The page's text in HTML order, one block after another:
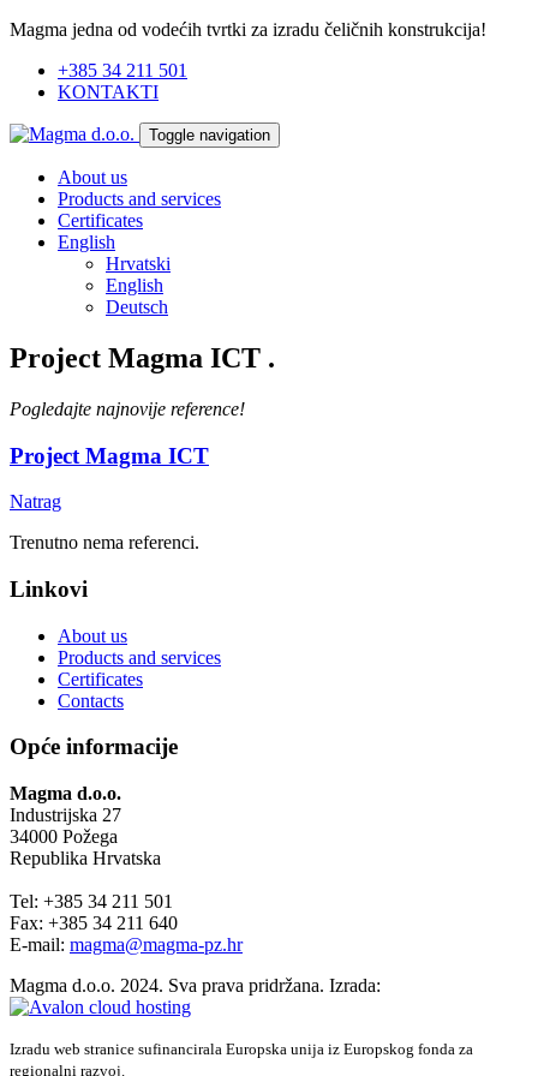
Magma jedna od vodećih tvrtki za izradu čeličnih konstrukcija!
+385 34 211 501
KONTAKTI
Toggle navigation
About us
Products and services
Certificates
English
Hrvatski
English
Deutsch
Project Magma ICT .
Pogledajte najnovije reference!
Project Magma ICT
Natrag
Trenutno nema referenci.
Linkovi
About us
Products and services
Certificates
Contacts
Opće informacije
Magma d.o.o.
Industrijska 27
34000 Požega
Republika Hrvatska
Tel: +385 34 211 501
Fax: +385 34 211 640
E-mail: magma@magma-pz.hr
Magma d.o.o. 2024. Sva prava pridržana. Izrada:
Izradu web stranice sufinancirala Europska unija iz Europskog fonda za
regionalni razvoj.